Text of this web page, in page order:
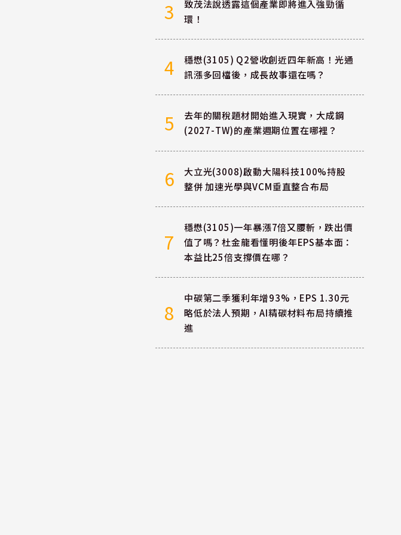
3
致茂法說透露這個產業即將進入強勁循
環！
4
穩懋(3105) Q2營收創近四年新高！光通
訊漲多回檔後，成長故事還在嗎？
5
去年的關稅題材開始進入現實，大成鋼
(2027-TW)的產業週期位置在哪裡？
6
大立光(3008)啟動大陽科技100%持股
整併 加速光學與VCM垂直整合布局
7
穩懋(3105)一年暴漲7倍又腰斬，跌出價
值了嗎？杜金龍看懂明後年EPS基本面：
本益比25倍支撐價在哪？
8
中碳第二季獲利年增93%，EPS 1.30元
略低於法人預期，AI精碳材料布局持續推
進